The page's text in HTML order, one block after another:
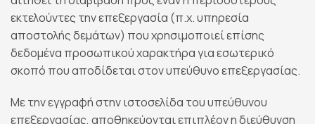
εκτελούντες την επεξεργασία (π.χ. υπηρεσία
αποστολής δεμάτων) που χρησιμοποιεί επίσης
δεδομένα προσωπικού χαρακτήρα για εσωτερικό
σκοπό που αποδίδεται στον υπεύθυνο επεξεργασίας.
Με την εγγραφή στην ιστοσελίδα του υπεύθυνου
επεξεργασίας, αποθηκεύονται επιπλέον η διεύθυνση